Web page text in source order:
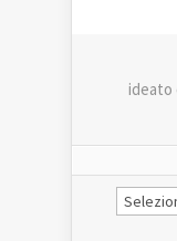
ideato
Le
Notizie